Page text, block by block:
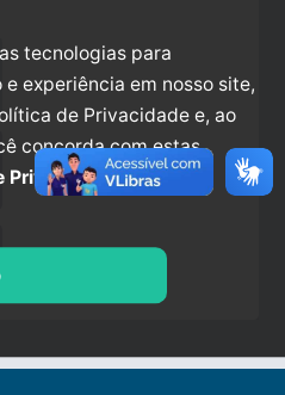
tecnologias para
experiência em nosso site,
de Privacidade e, ao
concorda com estas
Privacidade.